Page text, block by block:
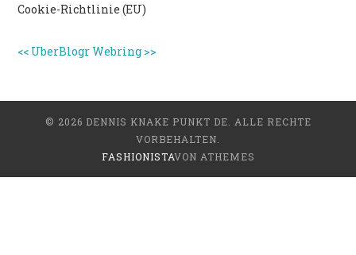
Cookie-Richtlinie (EU)
<< UberBlogr Webring >>
© 2026 DENNIS KNAKE PUNKT DE. ALLE RECHTE
VORBEHALTEN.
FASHIONISTAVON ATHEMES